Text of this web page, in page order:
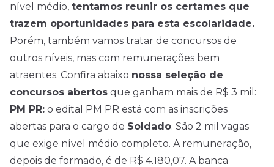
nível médio, tentamos reunir os certames que
trazem oportunidades para esta escolaridade.
Porém, também vamos tratar de concursos de
outros níveis, mas com remunerações bem
atraentes. Confira abaixo nossa seleção de
concursos abertos que ganham mais de R$ 3 mil:
PM PR: o edital PM PR está com as inscrições
abertas para o cargo de Soldado. São 2 mil vagas
que exige nível médio completo. A remuneração,
depois de formado, é de R$ 4.180,07. A banca